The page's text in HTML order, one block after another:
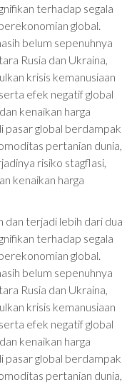
terhadap segala
global.
belum sepenuhnya
Rusia dan Ukraina,
krisis kemanusiaan
efek negatif global
kenaikan harga
pasar global berdampak
pertanian dunia,
risiko stagflasi,
kenaikan harga
dan terjadi lebih dari dua
terhadap segala
global.
belum sepenuhnya
Rusia dan Ukraina,
krisis kemanusiaan
efek negatif global
kenaikan harga
pasar global berdampak
pertanian dunia,